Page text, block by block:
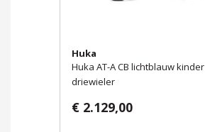
Huka
Huka AT-A CB lichtblauw kinder
driewieler
€ 2.129,00